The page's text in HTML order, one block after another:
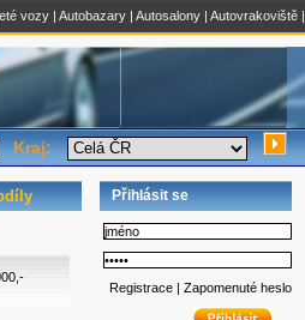
vozy| Autobazary| Autosalony| Autovrakoviště|
Kraj:
Přihlásit se
Registrace | Zapomenuté heslo